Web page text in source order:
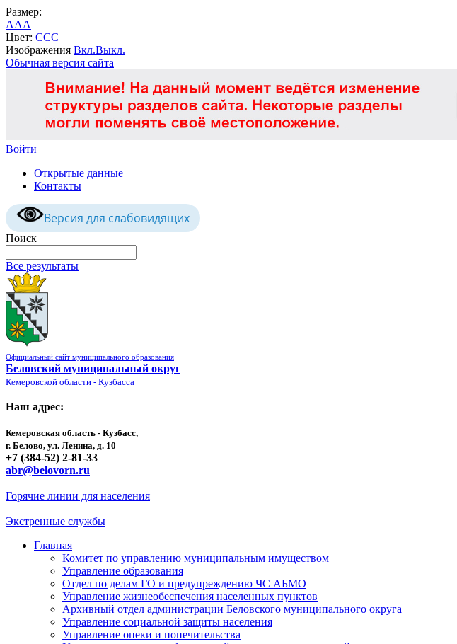
Размер:
AAA
Цвет: CCC
Изображения Вкл.Выкл.
Обычная версия сайта
Войти
Открытые данные
Контакты
Версия для слабовидящих
Поиск
Все результаты
Официальный сайт муниципального образования
Беловский муниципальный округ
Кемеровской области - Кузбасса
Наш адрес:
Кемеровская область - Кузбасс,
г. Белово, ул. Ленина, д. 10
+7 (384-52) 2-81-33
abr@belovorn.ru
Горячие линии для населения
Экстренные службы
Главная
Комитет по управлению муниципальным имуществом
Управление образования
Отдел по делам ГО и предупреждению ЧС АБМО
Управление жизнеобеспечения населенных пунктов
Архивный отдел администрации Беловского муниципального округа
Управление социальной защиты населения
Управление опеки и попечительства